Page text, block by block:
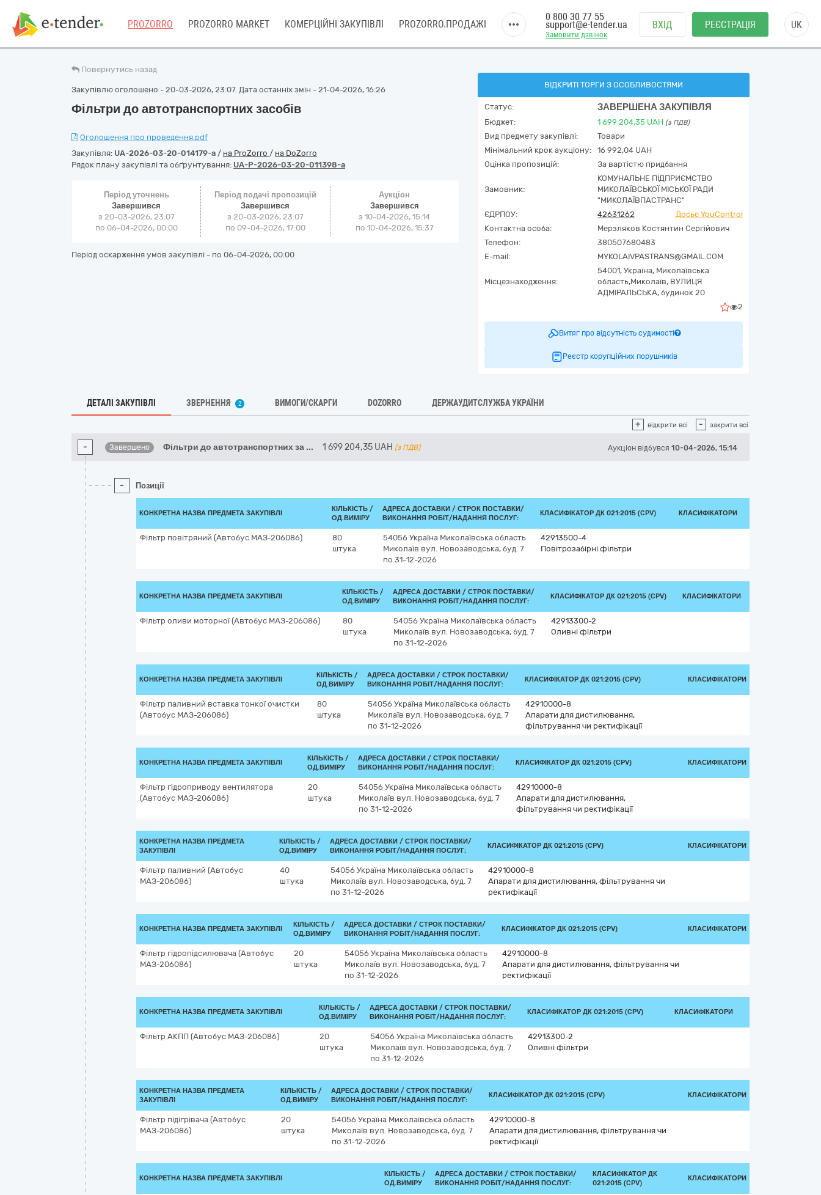
PROZORRO PROZORRO MARKET КОМЕРЦІЙНІ ЗАКУПІВЛІ PROZORRO.ПРОДАЖІ
Замовити дзвінок
0 800 30 77 55
support@e-tender.ua ВХІД РЕЄСТРАЦІЯ UK
Повернутись назад
Закупівлю оголошено - 20-03-2026, 23:07. Дата останніх змін - 21-04-2026, 16:26
Фільтри до автотранспортних засобів
Оголошення про проведення.pdf
Закупівля: UA-2026-03-20-014179-a / на ProZorro / на DoZorro
Рядок плану закупівлі та обґрунтування: UA-P-2026-03-20-011398-a
Період уточнень
Завершився
з 20-03-2026, 23:07
по 06-04-2026, 00:00
Період подачі пропозицій
Завершився
з 20-03-2026, 23:07
по 09-04-2026, 17:00
Аукціон
Завершився
з10-04-2026, 15:14
по 10-04-2026, 15:37
Період оскарження умов закупівлі - по 06-04-2026, 00:00
ВІДКРИТІ ТОРГИ З ОСОБЛИВОСТЯМИ
Статус: ЗАВЕРШЕНА ЗАКУПІВЛЯ
Бюджет: 1 699 204,35 UAH (з ПДВ)
Вид предмету закупівлі:
Товари
Мінімальний крок аукціону:
16 992,04 UAH
Оцінка пропозицій:
За вартістю придбання
Замовник:
КОМУНАЛЬНЕ ПІДПРИЄМСТВО
МИКОЛАЇВСЬКОЇ МІСЬКОЇ РАДИ
"МИКОЛАЇВПАСТРАНС"
ЄДРПОУ:
42631262
Досьє YouControl
Контактна особа:
Мерзляков Костянтин Сергійович
Телефон:
380507680483
E-mail:
MYKOLAIVPASTRANS@GMAIL.COM
Місцезнаходження:
54001, Україна, Миколаївська
область,Миколаїв, ВУЛИЦЯ
АДМІРАЛЬСЬКА, будинок 20
2
Витяг про відсутність судимості
Реєстр корупційних порушників
ДЕТАЛІ ЗАКУПІВЛІ ЗВЕРНЕННЯ 2 ВИМОГИ/СКАРГИ DOZORRO ДЕРЖАУДИТСЛУЖБА УКРАЇНИ
+ відкрити всі - закрити всі
- Завершено Фільтри до автотранспортних за ... 1 699 204,35 UAH (з ПДВ) Аукціон відбувся 10-04-2026, 15:14
- Позиції
КОНКРЕТНА НАЗВА ПРЕДМЕТА ЗАКУПІВЛІ
КІЛЬКІСТЬ /
ОД.ВИМІРУ
АДРЕСА ДОСТАВКИ / СТРОК ПОСТАВКИ/
ВИКОНАННЯ РОБІТ/НАДАННЯ ПОСЛУГ:
КЛАСИФІКАТОР ДК 021:2015 (CPV) КЛАСИФІКАТОРИ
Фільтр повітряний (Автобус МАЗ-206086)
80
штука
54056 Україна Миколаївська область
Миколаїв вул. Новозаводська, буд. 7
по 31-12-2026
42913500-4
Повітрозабірні фільтри
КОНКРЕТНА НАЗВА ПРЕДМЕТА ЗАКУПІВЛІ
КІЛЬКІСТЬ /
ОД.ВИМІРУ
АДРЕСА ДОСТАВКИ / СТРОК ПОСТАВКИ/
ВИКОНАННЯ РОБІТ/НАДАННЯ ПОСЛУГ:
КЛАСИФІКАТОР ДК 021:2015 (CPV) КЛАСИФІКАТОРИ
Фільтр оливи моторної (Автобус МАЗ-206086)
80
штука
54056 Україна Миколаївська область
Миколаїв вул. Новозаводська, буд. 7
по 31-12-2026
42913300-2
Оливні фільтри
КОНКРЕТНА НАЗВА ПРЕДМЕТА ЗАКУПІВЛІ
КІЛЬКІСТЬ /
ОД.ВИМІРУ
АДРЕСА ДОСТАВКИ / СТРОК ПОСТАВКИ/
ВИКОНАННЯ РОБІТ/НАДАННЯ ПОСЛУГ:
КЛАСИФІКАТОР ДК 021:2015 (CPV) КЛАСИФІКАТОРИ
Фільтр паливний вставка тонкої очистки
(Автобус МАЗ-206086)
80
штука
54056 Україна Миколаївська область
Миколаїв вул. Новозаводська, буд. 7
по 31-12-2026
42910000-8
Апарати для дистилювання,
фільтрування чи ректифікації
КОНКРЕТНА НАЗВА ПРЕДМЕТА ЗАКУПІВЛІ
КІЛЬКІСТЬ /
ОД.ВИМІРУ
АДРЕСА ДОСТАВКИ / СТРОК ПОСТАВКИ/
ВИКОНАННЯ РОБІТ/НАДАННЯ ПОСЛУГ:
КЛАСИФІКАТОР ДК 021:2015 (CPV) КЛАСИФІКАТОРИ
Фільтр гідроприводу вентилятора
(Автобус МАЗ-206086)
20
штука
54056 Україна Миколаївська область
Миколаїв вул. Новозаводська, буд. 7
по 31-12-2026
42910000-8
Апарати для дистилювання,
фільтрування чи ректифікації
КОНКРЕТНА НАЗВА ПРЕДМЕТА
ЗАКУПІВЛІ
КІЛЬКІСТЬ /
ОД.ВИМІРУ
АДРЕСА ДОСТАВКИ / СТРОК ПОСТАВКИ/
ВИКОНАННЯ РОБІТ/НАДАННЯ ПОСЛУГ:
КЛАСИФІКАТОР ДК 021:2015 (CPV) КЛАСИФІКАТОРИ
Фільтр паливний (Автобус
МАЗ-206086)
40
штука
54056 Україна Миколаївська область
Миколаїв вул. Новозаводська, буд. 7
по 31-12-2026
42910000-8
Апарати для дистилювання, фільтрування чи
ректифікації
КОНКРЕТНА НАЗВА ПРЕДМЕТА ЗАКУПІВЛІ
КІЛЬКІСТЬ /
ОД.ВИМІРУ
АДРЕСА ДОСТАВКИ / СТРОК ПОСТАВКИ/
ВИКОНАННЯ РОБІТ/НАДАННЯ ПОСЛУГ:
КЛАСИФІКАТОР ДК 021:2015 (CPV) КЛАСИФІКАТОРИ
Фільтр гідропідсилювача (Автобус
МАЗ-206086)
20
штука
54056 Україна Миколаївська область
Миколаїв вул. Новозаводська, буд. 7
по 31-12-2026
42910000-8
Апарати для дистилювання, фільтрування чи
ректифікації
КОНКРЕТНА НАЗВА ПРЕДМЕТА ЗАКУПІВЛІ
КІЛЬКІСТЬ /
ОД.ВИМІРУ
АДРЕСА ДОСТАВКИ / СТРОК ПОСТАВКИ/
ВИКОНАННЯ РОБІТ/НАДАННЯ ПОСЛУГ:
КЛАСИФІКАТОР ДК 021:2015 (CPV) КЛАСИФІКАТОРИ
Фільтр АКПП (Автобус МАЗ-206086)
20
штука
54056 Україна Миколаївська область
Миколаїв вул. Новозаводська, буд. 7
по 31-12-2026
42913300-2
Оливні фільтри
КОНКРЕТНА НАЗВА ПРЕДМЕТА
ЗАКУПІВЛІ
КІЛЬКІСТЬ /
ОД.ВИМІРУ
АДРЕСА ДОСТАВКИ / СТРОК ПОСТАВКИ/
ВИКОНАННЯ РОБІТ/НАДАННЯ ПОСЛУГ:
КЛАСИФІКАТОР ДК 021:2015 (CPV) КЛАСИФІКАТОРИ
Фільтр підігрівача (Автобус
МАЗ-206086)
20
штука
54056 Україна Миколаївська область
Миколаїв вул. Новозаводська, буд. 7
по 31-12-2026
42910000-8
Апарати для дистилювання, фільтрування чи
ректифікації
КОНКРЕТНА НАЗВА ПРЕДМЕТА ЗАКУПІВЛІ
КІЛЬКІСТЬ /
ОД.ВИМІРУ
АДРЕСА ДОСТАВКИ / СТРОК ПОСТАВКИ/
ВИКОНАННЯ РОБІТ/НАДАННЯ ПОСЛУГ:
КЛАСИФІКАТОР ДК
021:2015 (CPV)
КЛАСИФІКАТОРИ